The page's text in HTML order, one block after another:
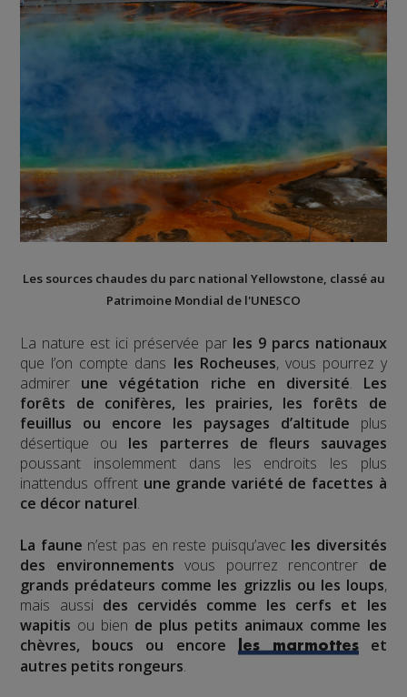
Les sources chaudes du parc national Yellowstone, classé au
Patrimoine Mondial de l'UNESCO
La nature est ici préservée parles 9 parcs nationaux
que l’on compte dans les Rocheuses, vous pourrez y
admirer une végétation riche en diversité. Les
forêts de conifères, les prairies, les forêts de
feuillus ou encore les paysages d’altitude plus
désertique ou les parterres de fleurs sauvages
poussant insolemment dans les endroits les plus
inattendus offrent une grande variété de facettes à
ce décor naturel.
La faune n’est pas en reste puisqu’avec les diversités
des environnements vous pourrez rencontrer de
grands prédateurs comme les grizzlis ou les loups,
mais aussi des cervidés comme les cerfs et les
wapitis ou bien de plus petits animaux comme les
chèvres, boucs ou encore
les marmotteset
autres petits rongeurs.